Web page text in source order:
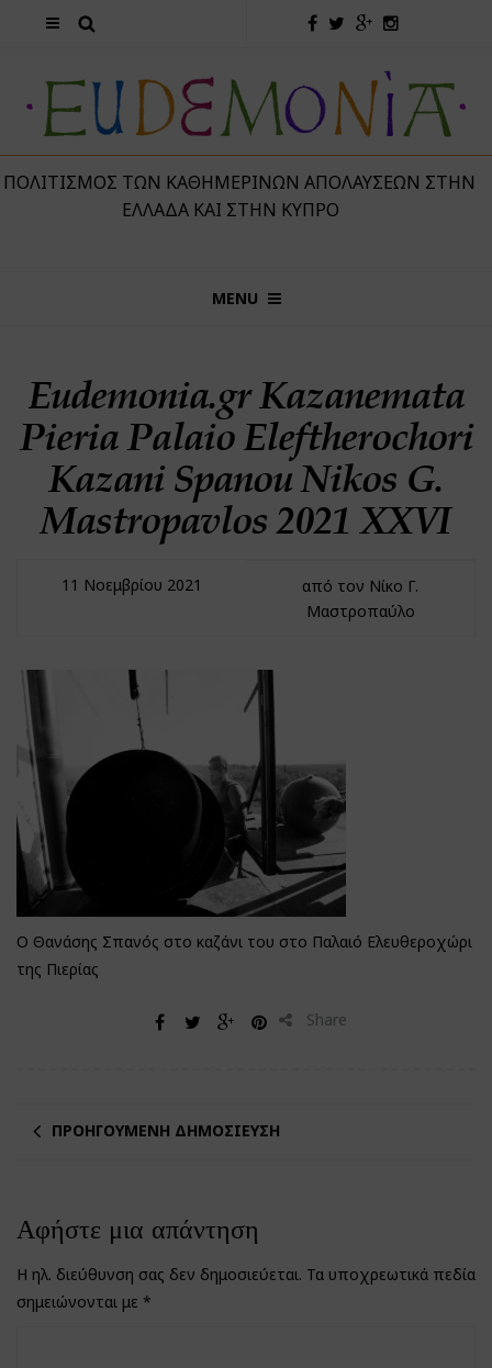
ΤΩΝ ΚΑΘΗΜΕΡΙΝΏΝ ΑΠΟΛΑΎΣΕΩΝ ΣΤΗΝ
ΕΛΛΆΔΑ ΚΑΙ ΣΤΗΝ ΚΎΠΡΟ
MENU
Eudemonia.gr Kazanemata
Pieria Palaio Eleftherochori
Kazani Spanou Nikos G.
Mastropavlos 2021 XXVI
11 Νοεμβρίου 2021
από τον Νίκο Γ.
Μαστροπαύλο
Ο Θανάσης Σπανός στο καζάνι του στο Παλαιό Ελευθεροχώρι
της Πιερίας
Share
ΠΡΟΗΓΟΎΜΕΝΗ ΔΗΜΟΣΊΕΥΣΗ
Αφήστε μια απάντηση
Η ηλ. διεύθυνση σας δεν δημοσιεύεται. Τα υποχρεωτικά πεδία
σημειώνονται με *